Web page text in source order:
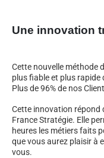
Une innovation
Cette nouvelle méthode
plus fiable et plus rapide
Plus de 96% de nos
Cette innovation répond
France Stratégie. Elle
heures les métiers faits
que vous aurez plaisir à
vous.